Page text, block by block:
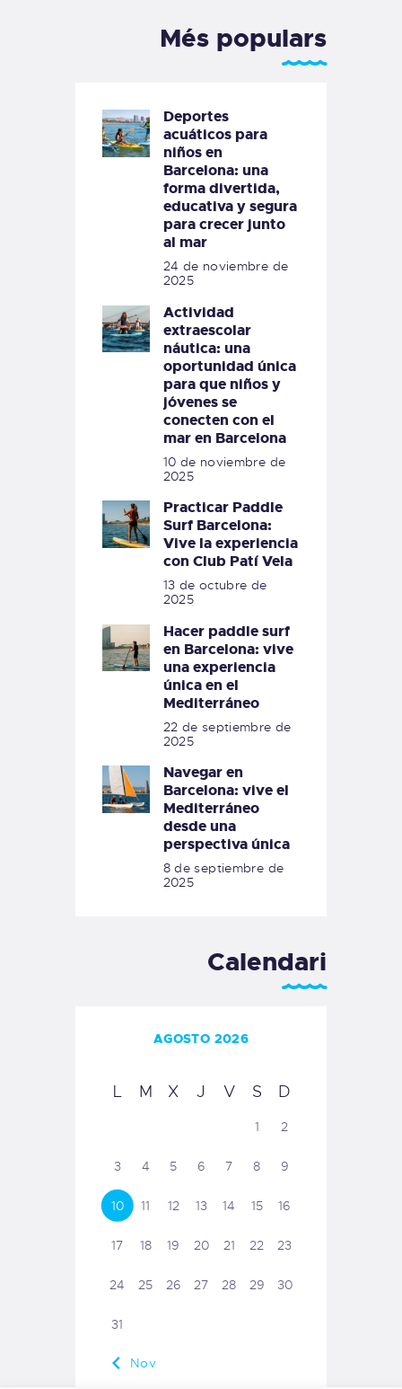
Més populars
Deportes
acuáticos para
niños en
Barcelona: una
forma divertida,
educativa y segura
para crecer junto
al mar
24 de noviembre de
2025
Actividad
extraescolar
náutica: una
oportunidad única
para que niños y
jóvenes se
conecten con el
mar en Barcelona
10 de noviembre de
2025
Practicar Paddle
Surf Barcelona:
Vive la experiencia
con Club Patí Vela
13 de octubre de
2025
Hacer paddle surf
en Barcelona: vive
una experiencia
única en el
Mediterráneo
22 de septiembre de
2025
Navegar en
Barcelona: vive el
Mediterráneo
desde una
perspectiva única
8 de septiembre de
2025
Calendari
AGOSTO 2026
L M X J V S D
1 2
3 4 5 6 7 8 9
10 11 12 13 14 15 16
17 18 19 20 21 22 23
24 25 26 27 28 29 30
31
« Nov